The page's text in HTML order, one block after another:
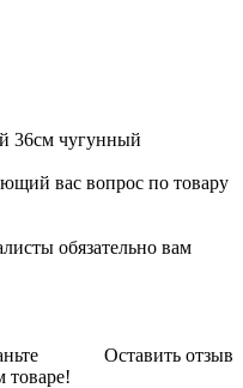
36см чугунный
вас вопрос по товару
обязательно вам
Оставить отзыв
товаре!